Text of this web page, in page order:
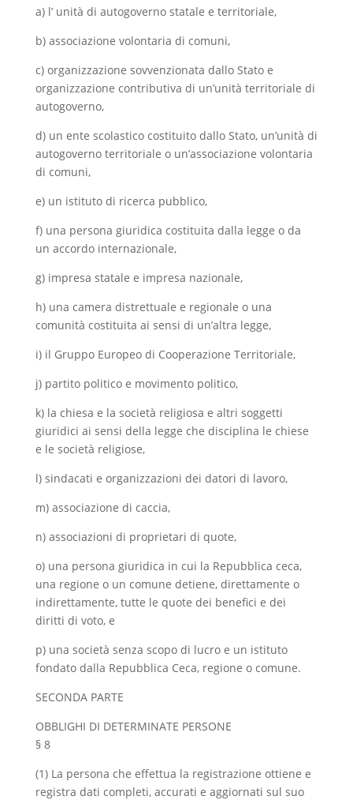
a) l’ unità di autogoverno statale e territoriale,
b) associazione volontaria di comuni,
c) organizzazione sovvenzionata dallo Stato e
organizzazione contributiva di un’unità territoriale di
autogoverno,
d) un ente scolastico costituito dallo Stato, un’unità di
autogoverno territoriale o un’associazione volontaria
di comuni,
e) un istituto di ricerca pubblico,
f) una persona giuridica costituita dalla legge o da
un accordo internazionale,
g) impresa statale e impresa nazionale,
h) una camera distrettuale e regionale o una
comunità costituita ai sensi di un’altra legge,
i) il Gruppo Europeo di Cooperazione Territoriale,
j) partito politico e movimento politico,
k) la chiesa e la società religiosa e altri soggetti
giuridici ai sensi della legge che disciplina le chiese
e le società religiose,
l) sindacati e organizzazioni dei datori di lavoro,
m) associazione di caccia,
n) associazioni di proprietari di quote,
o) una persona giuridica in cui la Repubblica ceca,
una regione o un comune detiene, direttamente o
indirettamente, tutte le quote dei benefici e dei
diritti di voto, e
p) una società senza scopo di lucro e un istituto
fondato dalla Repubblica Ceca, regione o comune.
SECONDA PARTE
OBBLIGHI DI DETERMINATE PERSONE
§ 8
(1) La persona che effettua la registrazione ottiene e
registra dati completi, accurati e aggiornati sul suo